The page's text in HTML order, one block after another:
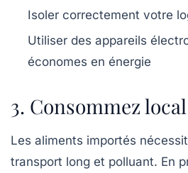
Isoler correctement votre
Utiliser des appareils
économes en énergie
3. Consommez
Les aliments importés
transport long et polluant. En